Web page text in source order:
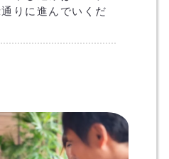
りに進んでいくだ